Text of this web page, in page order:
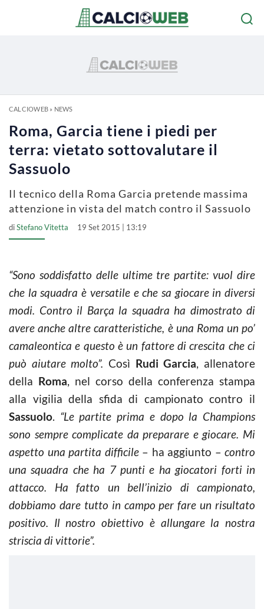
CALCIOWEB» NEWS
Roma, Garcia tiene i piedi per
terra: vietato sottovalutare il
Sassuolo
Il tecnico della Roma Garcia pretende massima
attenzione in vista del match contro il Sassuolo
diStefano Vitetta 19 Set 2015 | 13:19
“Sono soddisfatto delle ultime tre partite: vuol dire
che la squadra è versatile e che sa giocare in diversi
modi. Contro il Barça la squadra ha dimostrato di
avere anche altre caratteristiche, è una Roma un po’
camaleontica e questo è un fattore di crescita che ci
può aiutare molto”. Così Rudi Garcia, allenatore
della Roma, nel corso della conferenza stampa
alla vigilia della sfida di campionato contro il
Sassuolo. “Le partite prima e dopo la Champions
sono sempre complicate da preparare e giocare. Mi
aspetto una partita difficile– ha aggiunto – contro
una squadra che ha 7 punti e ha giocatori forti in
attacco. Ha fatto un bell’inizio di campionato,
dobbiamo dare tutto in campo per fare un risultato
positivo. Il nostro obiettivo è allungare la nostra
striscia di vittorie”.